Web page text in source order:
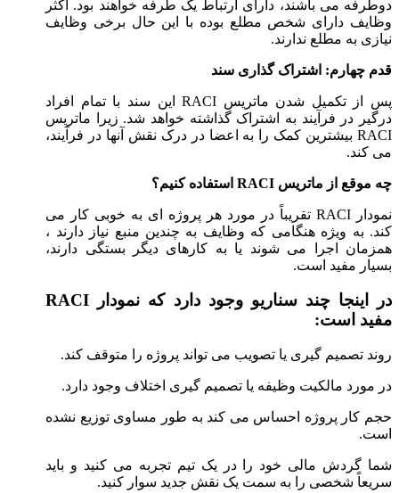
دوطرفه می باشند، دارای ارتباط یک طرفه خواهند بود. اکثر
وظایف دارای شخص مطلع بوده با این حال برخی وظایف
نیازی به مطلع ندارند.
قدم چهارم: اشتراک گذاری سند
پس از تکمیل شدن ماتریس RACI این سند با تمام افراد
درگیر در فرآیند به اشتراک گذاشته خواهد شد. زیرا ماتریس
RACI بیشترین کمک را به اعضا در درک نقش آنها در فرآیند،
می کند.
چه موقع از ماتریس RACI استفاده کنیم؟
نمودار RACI تقریباً در مورد هر پروژه ای به خوبی کار می
کند. به ویژه هنگامی که وظایف به چندین منبع نیاز دارند ،
همزمان اجرا می شوند یا به کارهای دیگر بستگی دارند،
بسیار مفید است.
در اینجا چند سناریو وجود دارد که نمودار
مفید است:
روند تصمیم گیری یا تصویب می تواند پروژه را متوقف کند.
در مورد مالکیت وظیفه یا تصمیم گیری اختلاف وجود دارد.
حجم کار پروژه احساس می کند به طور مساوی توزیع نشده
است.
شما گردش مالی خود را در یک تیم تجربه می کنید و باید
سریعاً شخصی را به سمت یک نقش جدید سوار کنید.